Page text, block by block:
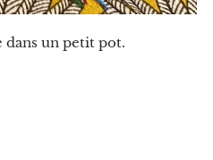
un petit pot.